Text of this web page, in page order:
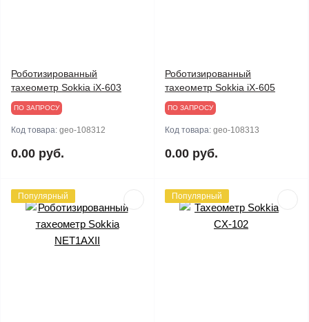
Роботизированный
тахеометр Sokkia iX-603
ПО ЗАПРОСУ
Код товара: geo-108312
0.00 руб.
Роботизированный
тахеометр Sokkia iX-605
ПО ЗАПРОСУ
Код товара: geo-108313
0.00 руб.
Популярный Популярный